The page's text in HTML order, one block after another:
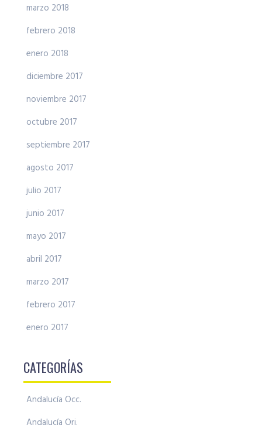
marzo 2018
febrero 2018
enero 2018
diciembre 2017
noviembre 2017
octubre 2017
septiembre 2017
agosto 2017
julio 2017
junio 2017
mayo 2017
abril 2017
marzo 2017
febrero 2017
enero 2017
CATEGORÍAS
Andalucía Occ.
Andalucía Ori.